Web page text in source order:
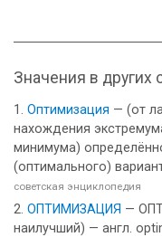
Значения в других
Оптимизация — (от
нахождения
минимума)
(оптимального)
советская энциклопедия
ОПТИМИЗАЦИЯ —
наилучший) — англ.